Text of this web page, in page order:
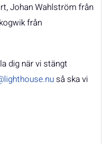
Johan Wahlström från
från
dig när vi stängt
så ska vi